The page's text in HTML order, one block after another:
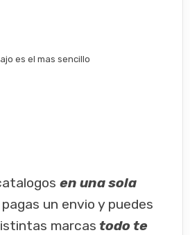
es el mas sencillo
en una sola
un envio y puedes
marcas todo te